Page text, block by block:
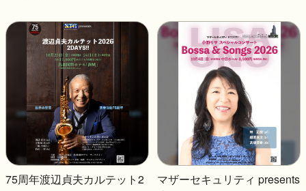
75周年渡辺貞夫カルテット2
マザーセキュリティ presents